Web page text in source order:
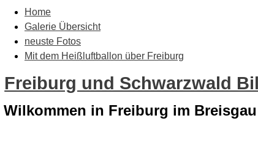
Home
Galerie Übersicht
neuste Fotos
Mit dem Heißluftballon über Freiburg
Freiburg und Schwarzwald
Wilkommen in Freiburg im Breisgau